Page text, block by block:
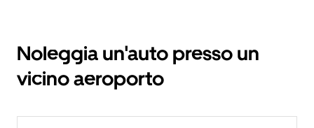
Noleggia un'auto presso un
vicino aeroporto